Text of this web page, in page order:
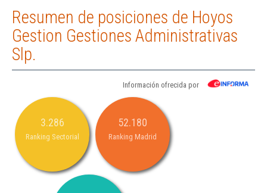
Resumen de posiciones de Hoyos
Gestion Gestiones Administrativas
Slp.
Información ofrecida por
3.286
Ranking Sectorial
52.180
Ranking Madrid